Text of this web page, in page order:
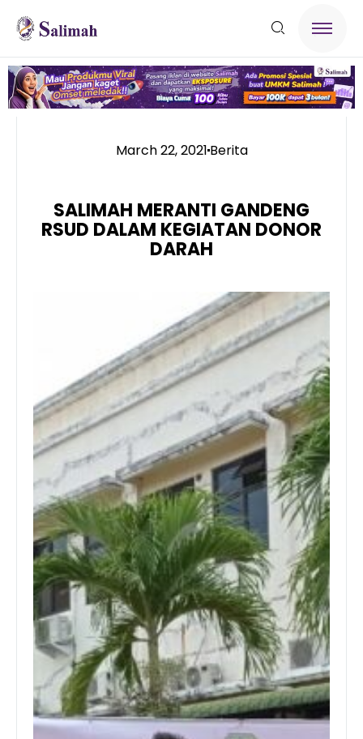
March 22, 2021Berita
SALIMAH MERANTI GANDENG
RSUD DALAM KEGIATAN DONOR
DARAH